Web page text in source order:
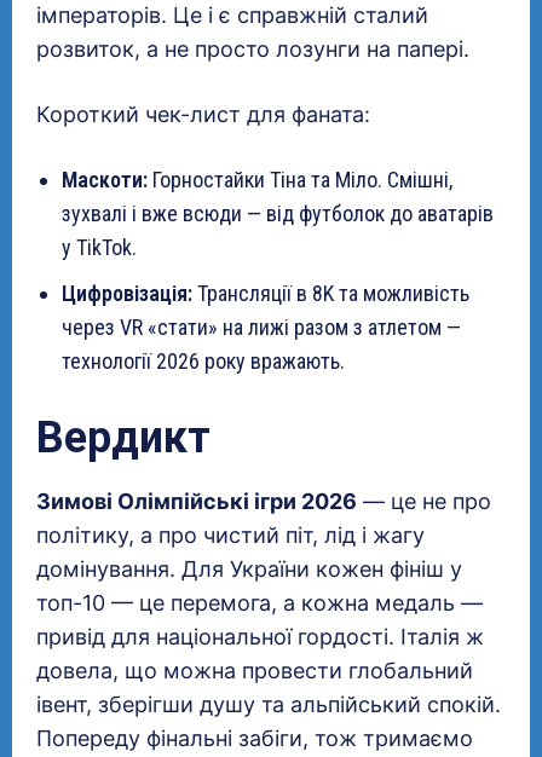
імператорів. Це і є справжній сталий
розвиток, а не просто лозунги на папері.
Короткий чек-лист для фаната:
Маскоти: Горностайки Тіна та Міло. Смішні,
зухвалі і вже всюди — від футболок до аватарів
у TikTok.
Цифровізація:Трансляції в 8K та можливість
через VR «стати» на лижі разом з атлетом —
технології 2026 року вражають.
Вердикт
Зимові Олімпійські ігри 2026 — це не про
політику, а про чистий піт, лід і жагу
домінування. Для України кожен фініш у
топ-10 — це перемога, а кожна медаль —
привід для національної гордості. Італія ж
довела, що можна провести глобальний
івент, зберігши душу та альпійський спокій.
Попереду фінальні забіги, тож тримаємо